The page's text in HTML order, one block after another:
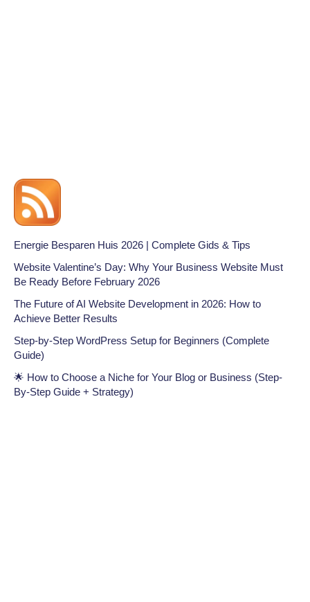
Energie Besparen Huis 2026 | Complete Gids & Tips
Website Valentine’s Day: Why Your Business Website Must
Be Ready Before February 2026
The Future of AI Website Development in 2026: How to
Achieve Better Results
Step-by-Step WordPress Setup for Beginners (Complete
Guide)
🌟 How to Choose a Niche for Your Blog or Business (Step-
By-Step Guide + Strategy)